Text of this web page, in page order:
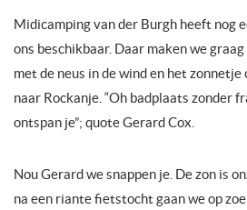
Midicamping van der Burgh heeft nog
ons beschikbaar. Daar maken we
met de neus in de wind en het zonnetje
naar Rockanje. “Oh badplaats zonder
ontspan je”; quote Gerard Cox.
Nou Gerard we snappen je. De zon is
na een riante fietstocht gaan we op